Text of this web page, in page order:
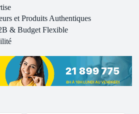
et Produits Authentiques
& Budget Flexible